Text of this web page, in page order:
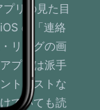
リの見た目
の「連絡
リーグの画
プリは派手
トラストな
ていても読